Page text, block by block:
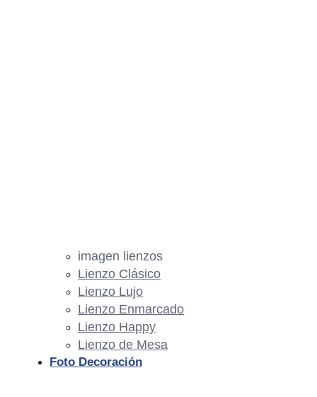
imagen lienzos
Lienzo Clásico
Lienzo Lujo
Lienzo Enmarcado
Lienzo Happy
Lienzo de Mesa
Foto Decoración